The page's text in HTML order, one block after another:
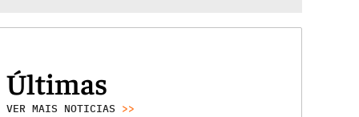
Últimas
VER MAIS NOTICIAS >>